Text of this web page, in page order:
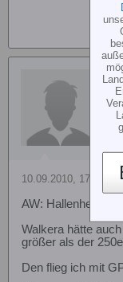
10.09.2010, 17:49
AW: Hallenheli
Walkera hätte
größer als der
Den flieg ich mit